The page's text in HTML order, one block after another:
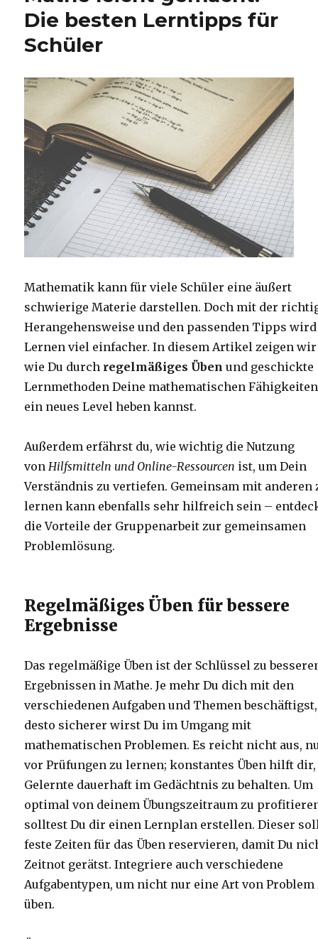
Die besten Lerntipps für
Schüler
Mathematik kann für viele Schüler eine äußert
schwierige Materie darstellen. Doch mit der
Herangehensweise und den passenden Tipps wird
Lernen viel einfacher. In diesem Artikel zeigen
wie Du durch regelmäßiges Üben und geschickte
Lernmethoden Deine mathematischen
ein neues Level heben kannst.
Außerdem erfährst du, wie wichtig die Nutzung
vonHilfsmitteln und Online-Ressourcen ist, um Dein
Verständnis zu vertiefen. Gemeinsam mit anderen
lernen kann ebenfalls sehr hilfreich sein –
die Vorteile der Gruppenarbeit zur gemeinsamen
Problemlösung.
Regelmäßiges Üben für bessere
Ergebnisse
Das regelmäßige Üben ist der Schlüssel zu
Ergebnissen in Mathe. Je mehr Du dich mit den
verschiedenen Aufgaben und Themen beschäftigst,
desto sicherer wirst Du im Umgang mit
mathematischen Problemen. Es reicht nicht aus,
vor Prüfungen zu lernen; konstantes Üben hilft dir,
Gelernte dauerhaft im Gedächtnis zu behalten. Um
optimal von deinem Übungszeitraum zu
solltest Du dir einen Lernplan erstellen. Dieser
feste Zeiten für das Üben reservieren, damit Du
Zeitnot gerätst. Integriere auch verschiedene
Aufgabentypen, um nicht nur eine Art von Problem
üben.